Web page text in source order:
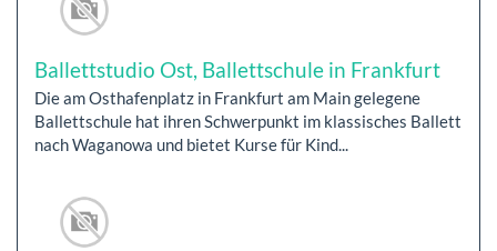
Ballettstudio Ost, Ballettschule in Frankfurt
Die am Osthafenplatz in Frankfurt am Main gelegene
Ballettschule hat ihren Schwerpunkt im klassisches Ballett
nach Waganowa und bietet Kurse für Kind...